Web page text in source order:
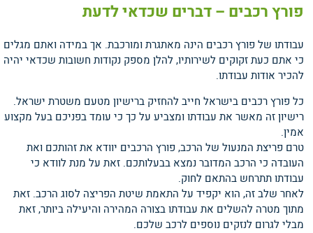
פורץ רכבים – דברים שכדאי לדעת
עבודתו של פורץ רכבים הינה מאתגרת ומורכבת. אך במידה ואתם מגלים
כי אתם כעת זקוקים לשירותיו, להלן מספק נקודות חשובות שכדאי יהיה
להכיר אודות עבודתו.
כל פורץ רכבים בישראל חייב להחזיק ברישיון מטעם משטרת ישראל.
רישיון זה מאשר את עבודתו ומצביע על כך כי עומד בפניכם בעל מקצוע
אמין.
טרם פריצת המנעול של הרכב, פורץ הרכבים יוודא את זהותכם ואת
העובדה כי הרכב המדובר נמצא בבעלותכם. זאת על מנת לוודא כי
עבודתו תתרחש בהתאם לחוק.
לאחר שלב זה, הוא יקפיד על התאמת שיטת הפריצה לסוג הרכב. זאת
מתוך מטרה להשלים את עבודתו בצורה המהירה והיעילה ביותר, זאת
מבלי לגרום לנזקים נוספים לרכב שלכם.